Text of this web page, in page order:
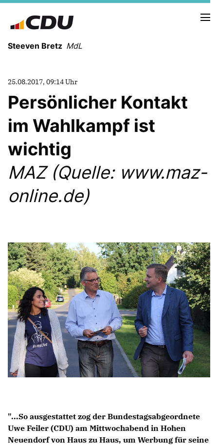
Steeven Bretz MdL
VITA
WAHLKREISBESUCHE
MEIN WAHLKREIS
CDU Deutschland
CDU Fraktion im Brandenburger Landtag
CDU Brandenburg
CDU Potsdam
25.08.2017, 09:14 Uhr
Persönlicher Kontakt
im Wahlkampf ist
wichtig
MAZ (Quelle: www.maz-
online.de)
"...So ausgestattet zog der Bundestagsabgeordnete
Uwe Feiler (CDU) am Mittwochabend in Hohen
Neuendorf von Haus zu Haus, um Werbung für seine